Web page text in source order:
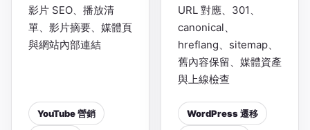
影片 SEO、播放清
單、影片摘要、媒體頁
與網站內部連結
YouTube 營銷
URL 對應、301、
canonical、
hreflang、sitemap、
舊內容保留、媒體資產
與上線檢查
WordPress 遷移